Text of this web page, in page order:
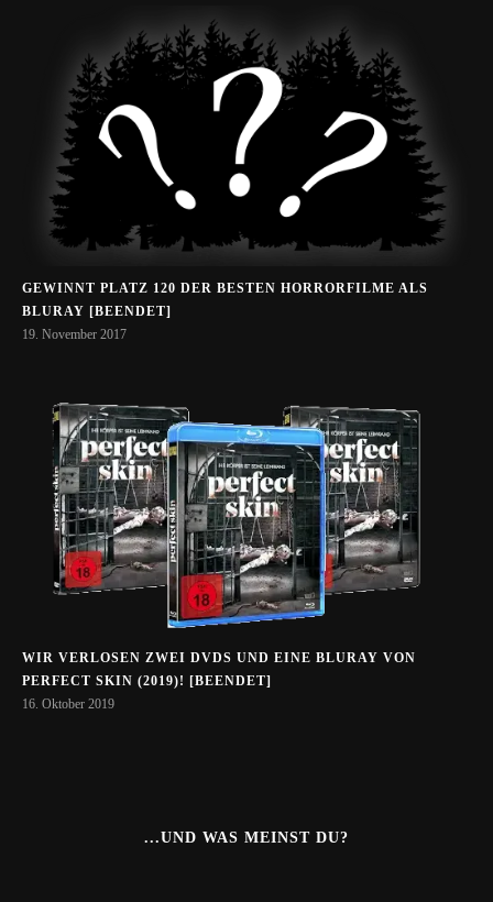
GEWINNT PLATZ 120 DER BESTEN HORRORFILME ALS
BLURAY [BEENDET]
19. November 2017
WIR VERLOSEN ZWEI DVDS UND EINE BLURAY VON
PERFECT SKIN (2019)! [BEENDET]
16. Oktober 2019
...UND WAS MEINST DU?